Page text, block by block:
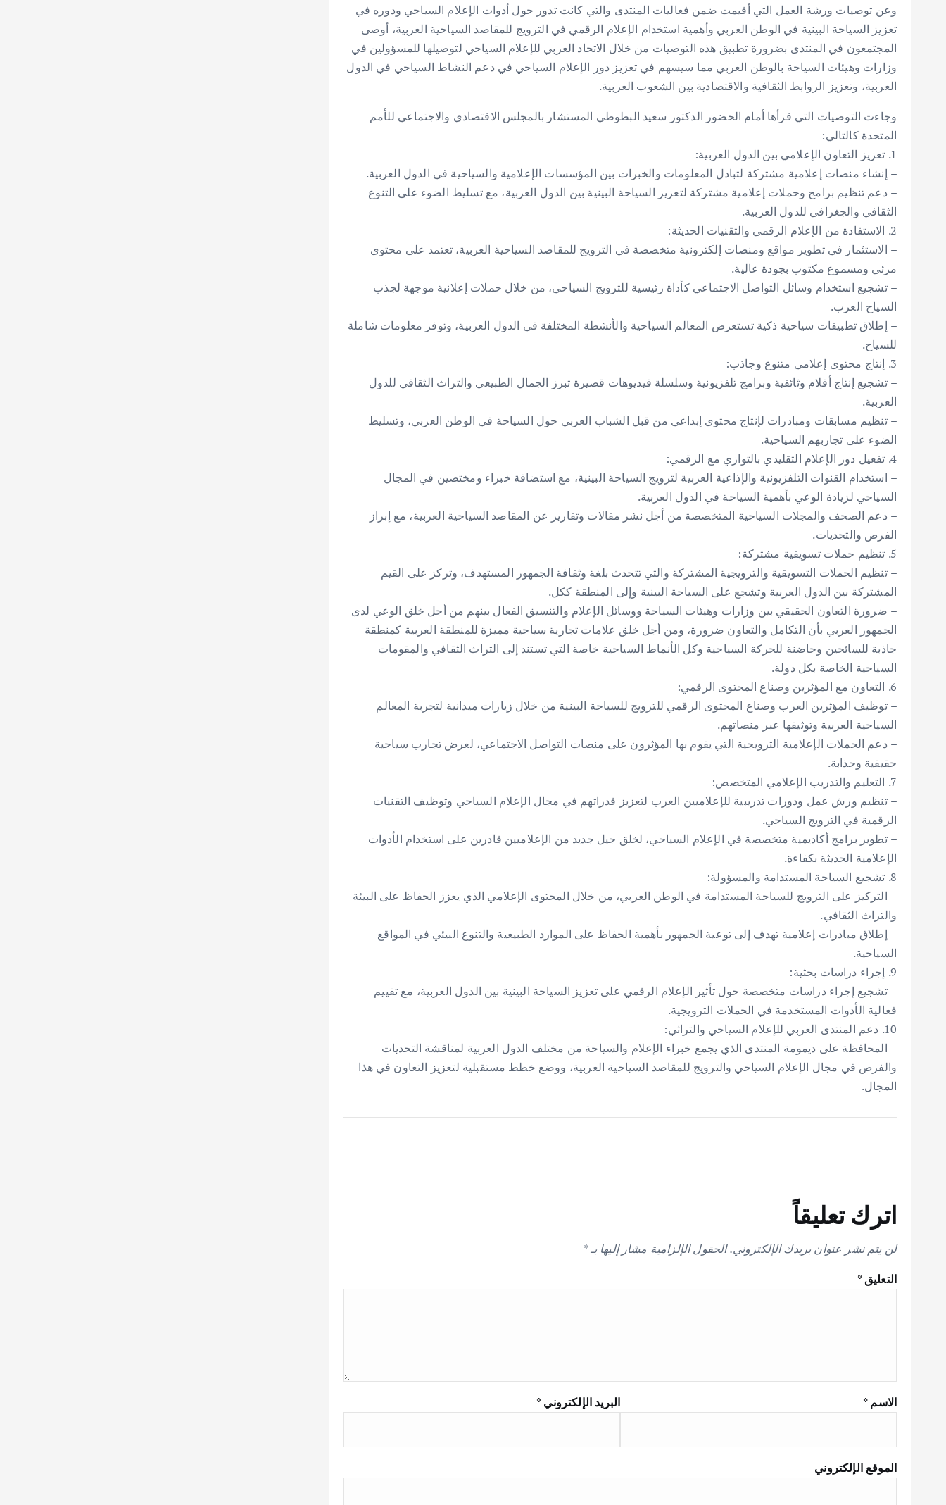
وعن توصيات ورشة العمل التي أقيمت ضمن فعاليات المنتدى والتي كانت تدور حول أدوات الإعلام السياحي ودوره في
تعزيز السياحة البينية في الوطن العربي وأهمية استخدام الإعلام الرقمي في الترويج للمقاصد السياحية العربية، أوصى
المجتمعون في المنتدى بضرورة تطبيق هذه التوصيات من خلال الاتحاد العربي للإعلام السياحي لتوصيلها للمسؤولين في
وزارات وهيئات السياحة بالوطن العربي مما سيسهم في تعزيز دور الإعلام السياحي في دعم النشاط السياحي في الدول
العربية، وتعزيز الروابط الثقافية والاقتصادية بين الشعوب العربية.
وجاءت التوصيات التي قرأها أمام الحضور الدكتور سعيد البطوطي المستشار بالمجلس الاقتصادي والاجتماعي للأمم
المتحدة كالتالي:
1. تعزيز التعاون الإعلامي بين الدول العربية:
– إنشاء منصات إعلامية مشتركة لتبادل المعلومات والخبرات بين المؤسسات الإعلامية والسياحية في الدول العربية.
– دعم تنظيم برامج وحملات إعلامية مشتركة لتعزيز السياحة البينية بين الدول العربية، مع تسليط الضوء على التنوع
الثقافي والجغرافي للدول العربية.
2. الاستفادة من الإعلام الرقمي والتقنيات الحديثة:
– الاستثمار في تطوير مواقع ومنصات إلكترونية متخصصة في الترويج للمقاصد السياحية العربية، تعتمد على محتوى
مرئي ومسموع مكتوب بجودة عالية.
– تشجيع استخدام وسائل التواصل الاجتماعي كأداة رئيسية للترويج السياحي، من خلال حملات إعلانية موجهة لجذب
السياح العرب.
– إطلاق تطبيقات سياحية ذكية تستعرض المعالم السياحية والأنشطة المختلفة في الدول العربية، وتوفر معلومات شاملة
للسياح.
3. إنتاج محتوى إعلامي متنوع وجاذب:
– تشجيع إنتاج أفلام وثائقية وبرامج تلفزيونية وسلسلة فيديوهات قصيرة تبرز الجمال الطبيعي والتراث الثقافي للدول
العربية.
– تنظيم مسابقات ومبادرات لإنتاج محتوى إبداعي من قبل الشباب العربي حول السياحة في الوطن العربي، وتسليط
الضوء على تجاربهم السياحية.
4. تفعيل دور الإعلام التقليدي بالتوازي مع الرقمي:
– استخدام القنوات التلفزيونية والإذاعية العربية لترويج السياحة البينية، مع استضافة خبراء ومختصين في المجال
السياحي لزيادة الوعي بأهمية السياحة في الدول العربية.
– دعم الصحف والمجلات السياحية المتخصصة من أجل نشر مقالات وتقارير عن المقاصد السياحية العربية، مع إبراز
الفرص والتحديات.
5. تنظيم حملات تسويقية مشتركة:
– تنظيم الحملات التسويقية والترويجية المشتركة والتي تتحدث بلغة وثقافة الجمهور المستهدف، وتركز على القيم
المشتركة بين الدول العربية وتشجع على السياحة البينية وإلى المنطقة ككل.
– ضرورة التعاون الحقيقي بين وزارات وهيئات السياحة ووسائل الإعلام والتنسيق الفعال بينهم من أجل خلق الوعي لدى
الجمهور العربي بأن التكامل والتعاون ضرورة، ومن أجل خلق علامات تجارية سياحية مميزة للمنطقة العربية كمنطقة
جاذبة للسائحين وحاضنة للحركة السياحية وكل الأنماط السياحية خاصة التي تستند إلى التراث الثقافي والمقومات
السياحية الخاصة بكل دولة.
6. التعاون مع المؤثرين وصناع المحتوى الرقمي:
– توظيف المؤثرين العرب وصناع المحتوى الرقمي للترويج للسياحة البينية من خلال زيارات ميدانية لتجربة المعالم
السياحية العربية وتوثيقها عبر منصاتهم.
– دعم الحملات الإعلامية الترويجية التي يقوم بها المؤثرون على منصات التواصل الاجتماعي، لعرض تجارب سياحية
حقيقية وجذابة.
7. التعليم والتدريب الإعلامي المتخصص:
– تنظيم ورش عمل ودورات تدريبية للإعلاميين العرب لتعزيز قدراتهم في مجال الإعلام السياحي وتوظيف التقنيات
الرقمية في الترويج السياحي.
– تطوير برامج أكاديمية متخصصة في الإعلام السياحي، لخلق جيل جديد من الإعلاميين قادرين على استخدام الأدوات
الإعلامية الحديثة بكفاءة.
8. تشجيع السياحة المستدامة والمسؤولة:
– التركيز على الترويج للسياحة المستدامة في الوطن العربي، من خلال المحتوى الإعلامي الذي يعزز الحفاظ على البيئة
والتراث الثقافي.
– إطلاق مبادرات إعلامية تهدف إلى توعية الجمهور بأهمية الحفاظ على الموارد الطبيعية والتنوع البيئي في المواقع
السياحية.
9. إجراء دراسات بحثية:
– تشجيع إجراء دراسات متخصصة حول تأثير الإعلام الرقمي على تعزيز السياحة البينية بين الدول العربية، مع تقييم
فعالية الأدوات المستخدمة في الحملات الترويجية.
10. دعم المنتدى العربي للإعلام السياحي والتراثي:
– المحافظة على ديمومة المنتدى الذي يجمع خبراء الإعلام والسياحة من مختلف الدول العربية لمناقشة التحديات
والفرص في مجال الإعلام السياحي والترويج للمقاصد السياحية العربية، ووضع خطط مستقبلية لتعزيز التعاون في هذا
المجال.
اترك تعليقاً
لن يتم نشر عنوان بريدك الإلكتروني. الحقول الإلزامية مشار إليها بـ*
التعليق*
الاسم* البريد الإلكتروني*
الموقع الإلكتروني